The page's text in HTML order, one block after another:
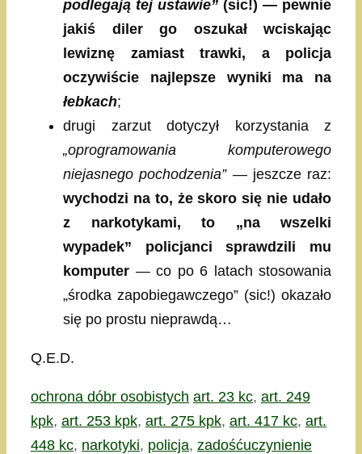
podlegają tej ustawie” (sic!) — pewnie
jakiś diler go oszukał wciskając
lewiznę zamiast trawki, a policja
oczywiście najlepsze wyniki ma na
łebkach;
drugi zarzut dotyczył korzystania z
„oprogramowania komputerowego
niejasnego pochodzenia” — jeszcze raz:
wychodzi na to, że skoro się nie udało
z narkotykami, to „na wszelki
wypadek” policjanci sprawdzili mu
komputer — co po 6 latach stosowania
„środka zapobiegawczego” (sic!) okazało
się po prostu nieprawdą…
Q.E.D.
Kategorie
ochrona dóbr osobistych Tagi
art. 23 kc, art. 249
kpk, art. 253 kpk, art. 275 kpk, art. 417 kc, art.
448 kc, narkotyki, policja, zadośćuczynienie